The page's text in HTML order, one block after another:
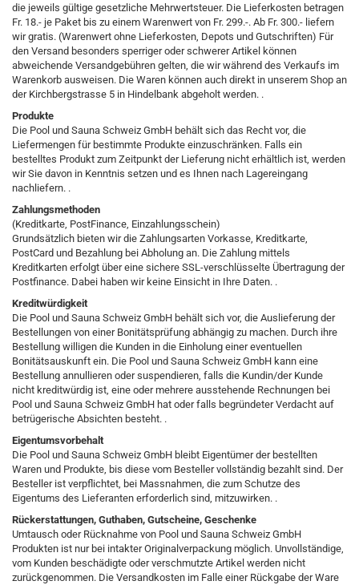
die jeweils gültige gesetzliche Mehrwertsteuer. Die Lieferkosten betragen
Fr. 18.- je Paket bis zu einem Warenwert von Fr. 299.-. Ab Fr. 300.- liefern
wir gratis. (Warenwert ohne Lieferkosten, Depots und Gutschriften) Für
den Versand besonders sperriger oder schwerer Artikel können
abweichende Versandgebühren gelten, die wir während des Verkaufs im
Warenkorb ausweisen. Die Waren können auch direkt in unserem Shop an
der Kirchbergstrasse 5 in Hindelbank abgeholt werden. .
Produkte
Die Pool und Sauna Schweiz GmbH behält sich das Recht vor, die
Liefermengen für bestimmte Produkte einzuschränken. Falls ein
bestelltes Produkt zum Zeitpunkt der Lieferung nicht erhältlich ist, werden
wir Sie davon in Kenntnis setzen und es Ihnen nach Lagereingang
nachliefern. .
Zahlungsmethoden
(Kreditkarte, PostFinance, Einzahlungsschein)
Grundsätzlich bieten wir die Zahlungsarten Vorkasse, Kreditkarte,
PostCard und Bezahlung bei Abholung an. Die Zahlung mittels
Kreditkarten erfolgt über eine sichere SSL-verschlüsselte Übertragung der
Postfinance. Dabei haben wir keine Einsicht in Ihre Daten. .
Kreditwürdigkeit
Die Pool und Sauna Schweiz GmbH behält sich vor, die Auslieferung der
Bestellungen von einer Bonitätsprüfung abhängig zu machen. Durch ihre
Bestellung willigen die Kunden in die Einholung einer eventuellen
Bonitätsauskunft ein. Die Pool und Sauna Schweiz GmbH kann eine
Bestellung annullieren oder suspendieren, falls die Kundin/der Kunde
nicht kreditwürdig ist, eine oder mehrere ausstehende Rechnungen bei
Pool und Sauna Schweiz GmbH hat oder falls begründeter Verdacht auf
betrügerische Absichten besteht. .
Eigentumsvorbehalt
Die Pool und Sauna Schweiz GmbH bleibt Eigentümer der bestellten
Waren und Produkte, bis diese vom Besteller vollständig bezahlt sind. Der
Besteller ist verpflichtet, bei Massnahmen, die zum Schutze des
Eigentums des Lieferanten erforderlich sind, mitzuwirken. .
Rückerstattungen, Guthaben, Gutscheine, Geschenke
Umtausch oder Rücknahme von Pool und Sauna Schweiz GmbH
Produkten ist nur bei intakter Originalverpackung möglich. Unvollständige,
vom Kunden beschädigte oder verschmutzte Artikel werden nicht
zurückgenommen. Die Versandkosten im Falle einer Rückgabe der Ware